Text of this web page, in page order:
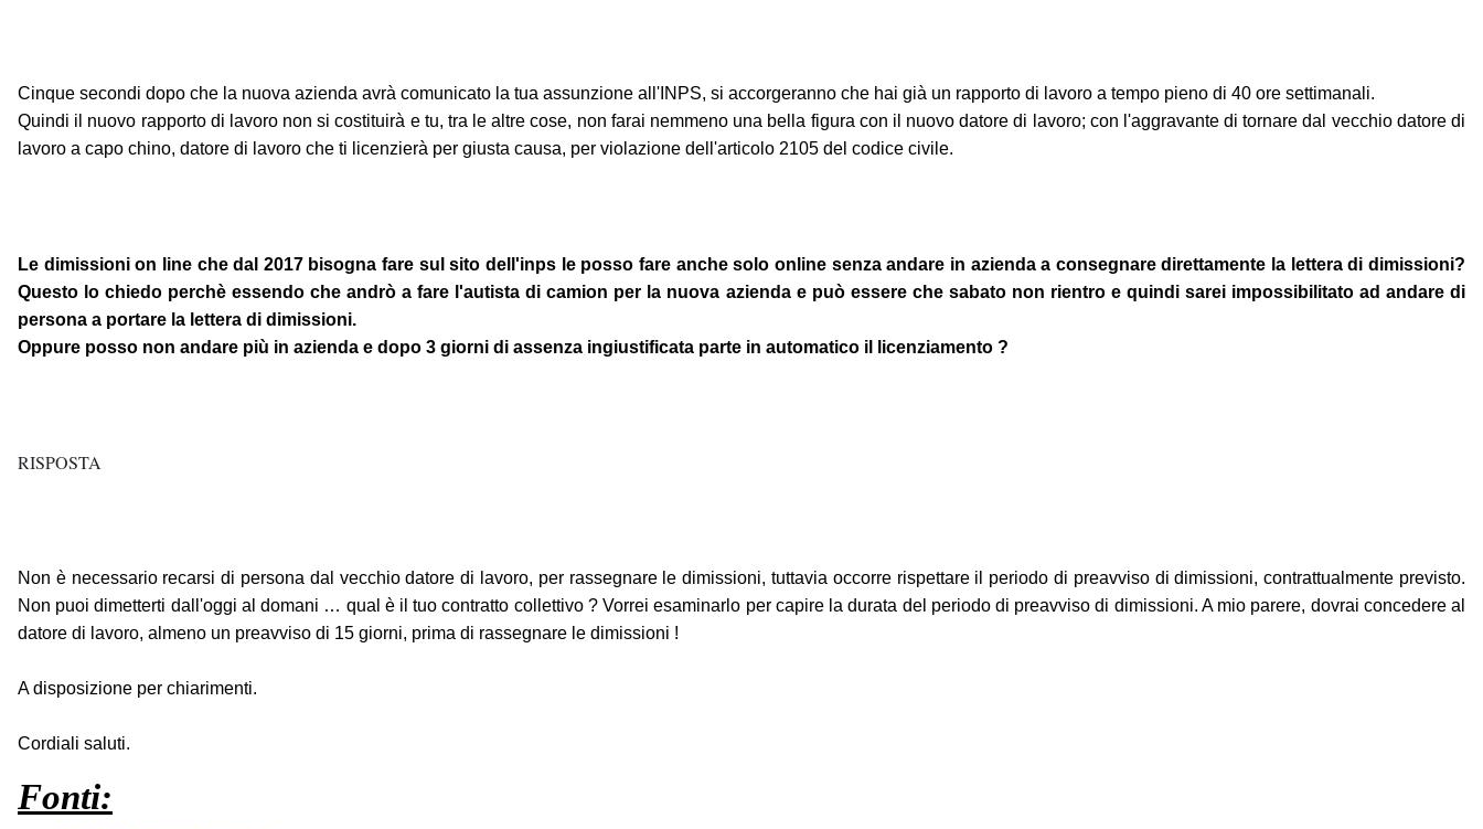
Cinque secondi dopo che la nuova azienda avrà comunicato la tua assunzione all'INPS, si accorgeranno che hai già un rapporto di lavoro a tempo pieno di 40 ore settimanali.
Quindi il nuovo rapporto di lavoro non si costituirà e tu, tra le altre cose, non farai nemmeno una bella figura con il nuovo datore di lavoro; con l'aggravante di tornare dal vecchio datore di
lavoro a capo chino, datore di lavoro che ti licenzierà per giusta causa, per violazione dell'articolo 2105 del codice civile.
Le dimissioni on line che dal 2017 bisogna fare sul sito dell'inps le posso fare anche solo online senza andare in azienda a consegnare direttamente la lettera di dimissioni?
Questo lo chiedo perchè essendo che andrò a fare l'autista di camion per la nuova azienda e può essere che sabato non rientro e quindi sarei impossibilitato ad andare di
persona a portare la lettera di dimissioni.
Oppure posso non andare più in azienda e dopo 3 giorni di assenza ingiustificata parte in automatico il licenziamento ?
RISPOSTA
Non è necessario recarsi di persona dal vecchio datore di lavoro, per rassegnare le dimissioni, tuttavia occorre rispettare il periodo di preavviso di dimissioni, contrattualmente previsto.
Non puoi dimetterti dall'oggi al domani … qual è il tuo contratto collettivo ? Vorrei esaminarlo per capire la durata del periodo di preavviso di dimissioni. A mio parere, dovrai concedere al
datore di lavoro, almeno un preavviso di 15 giorni, prima di rassegnare le dimissioni !
A disposizione per chiarimenti.
Cordiali saluti.
Fonti: